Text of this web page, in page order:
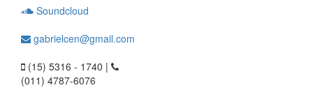
Soundcloud
gabrielcen@gmail.com
(15) 5316 - 1740 |
(011) 4787-6076